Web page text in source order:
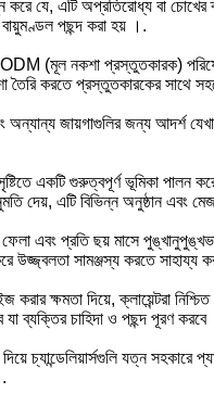
যে, এটি অপ্রতিরোধ্য বা চোখের
পছন্দ করা হয় ।.
নকশা প্রস্তুতকারক) পরিষেবা
তৈরি করতে প্রস্তুতকারকের সাথে
জায়গাগুলির জন্য আদর্শ
একটি গুরুত্বপূর্ণ ভূমিকা
দেয়, এটি বিভিন্ন অনুষ্ঠান এবং
এবং প্রতি ছয় মাসে
উজ্জ্বলতা সামঞ্জস্য করতে সাহায্য
করার ক্ষমতা দিয়ে, ক্লায়েন্টরা
ব্যক্তির চাহিদা ও পছন্দ পূরণ করবে
চ্যান্ডেলিয়ার্সগুলি যত্ন